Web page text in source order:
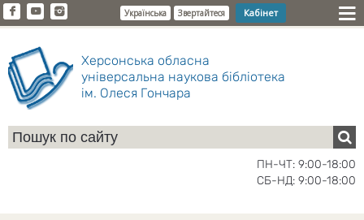
Українська Звертайтеся Кабінет
Херсонська обласна
універсальна наукова бібліотека
ім. Олеся Гончара
ПН-ЧТ: 9:00-18:00
СБ-НД: 9:00-18:00